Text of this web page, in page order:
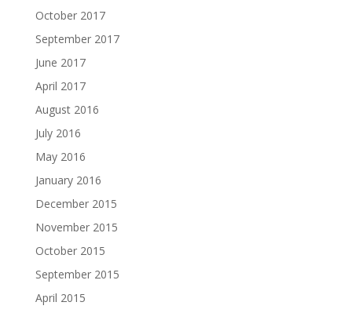
October 2017
September 2017
June 2017
April 2017
August 2016
July 2016
May 2016
January 2016
December 2015
November 2015
October 2015
September 2015
April 2015